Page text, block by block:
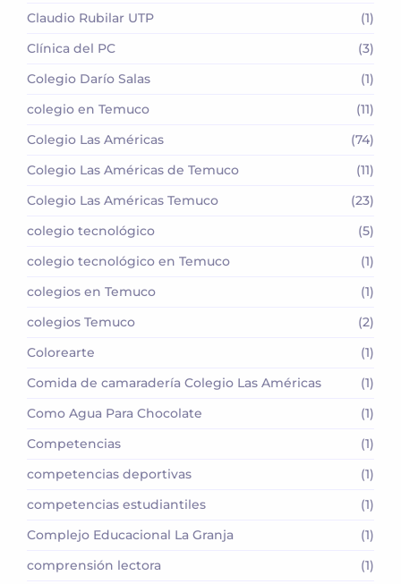
Claudio Rubilar UTP
(1)
Clínica del PC
(3)
Colegio Darío Salas
(1)
colegio en Temuco
(11)
Colegio Las Américas
(74)
Colegio Las Américas de Temuco
(11)
Colegio Las Américas Temuco
(23)
colegio tecnológico
(5)
colegio tecnológico en Temuco
(1)
colegios en Temuco
(1)
colegios Temuco
(2)
Colorearte
(1)
Comida de camaradería Colegio Las Américas
(1)
Como Agua Para Chocolate
(1)
Competencias
(1)
competencias deportivas
(1)
competencias estudiantiles
(1)
Complejo Educacional La Granja
(1)
comprensión lectora
(1)